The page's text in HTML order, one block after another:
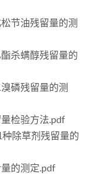
节油残留量的测
杀螨醇残留量的
磷残留量的测
检验方法.pdf
除草剂残留量的
的测定.pdf